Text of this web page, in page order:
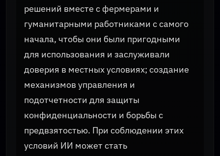
решений вместе с фермерами и
гуманитарными работниками с самого
начала, чтобы они были пригодными
для использования и заслуживали
доверия в местных условиях; создание
механизмов управления и
подотчетности для защиты
конфиденциальности и борьбы с
предвзятостью. При соблюдении этих
условий ИИ может стать